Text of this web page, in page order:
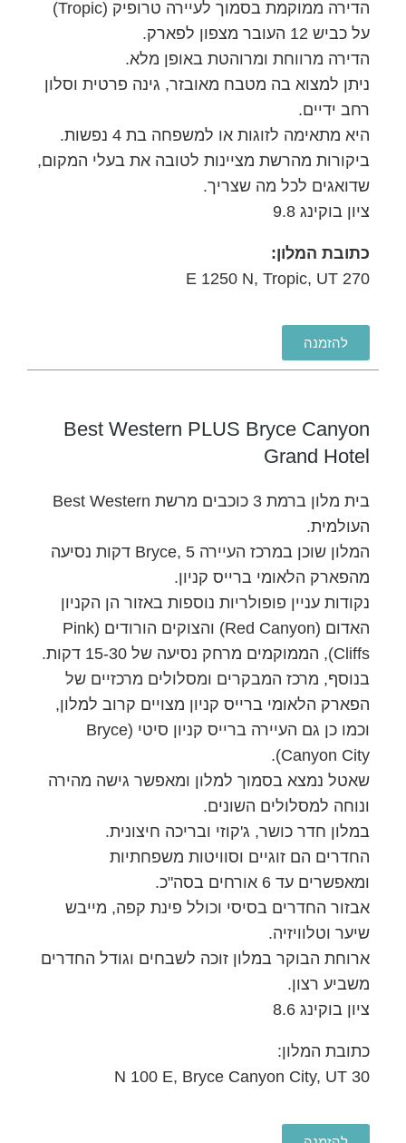
הדירה ממוקמת בסמוך לעיירה טרופיק (Tropic)
על כביש 12 העובר מצפון לפארק.
הדירה מרווחת ומרוהטת באופן מלא.
ניתן למצוא בה מטבח מאובזר, גינה פרטית וסלון
רחב ידיים.
היא מתאימה לזוגות או למשפחה בת 4 נפשות.
ביקורות מהרשת מציינות לטובה את בעלי המקום,
שדואגים לכל מה שצריך.
ציון בוקינג 9.8
כתובת המלון:
270 E 1250 N, Tropic, UT
להזמנה
Best Western PLUS Bryce Canyon
Grand Hotel
בית מלון ברמת 3 כוכבים מרשת Best Western
העולמית.
המלון שוכן במרכז העיירה Bryce, 5 דקות נסיעה
מהפארק הלאומי ברייס קניון.
נקודות עניין פופולריות נוספות באזור הן הקניון
האדום (Red Canyon) והצוקים הורודים (Pink
Cliffs), הממוקמים מרחק נסיעה של 15-30 דקות.
בנוסף, מרכז המבקרים ומסלולים מרכזיים של
הפארק הלאומי ברייס קניון מצויים קרוב למלון,
וכמו כן גם העיירה ברייס קניון סיטי (Bryce
Canyon City).
שאטל נמצא בסמוך למלון ומאפשר גישה מהירה
ונוחה למסלולים השונים.
במלון חדר כושר, ג'קוזי ובריכה חיצונית.
החדרים הם זוגיים וסוויטות משפחתיות
ומאפשרים עד 6 אורחים בסה"כ.
אבזור החדרים בסיסי וכולל פינת קפה, מייבש
שיער וטלוויזיה.
ארוחת הבוקר במלון זוכה לשבחים וגודל החדרים
משביע רצון.
ציון בוקינג 8.6
כתובת המלון:
30 N 100 E, Bryce Canyon City, UT